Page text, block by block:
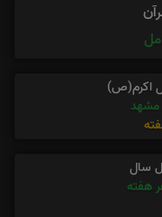
اکرم(ص)
مشهد
سال
هفته